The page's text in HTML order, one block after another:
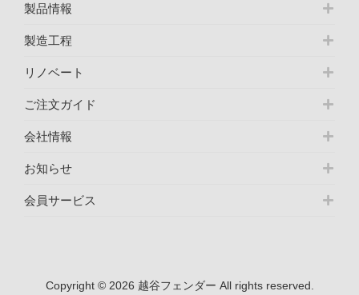
製品情報
製造工程
リノベート
ご注文ガイド
会社情報
お知らせ
会員サービス
Copyright © 2026 越谷フェンダー All rights reserved.